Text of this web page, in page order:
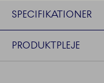
SPECIFIKATIONER
PRODUKTPLEJE